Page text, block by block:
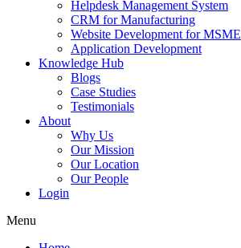
Helpdesk Management System
CRM for Manufacturing
Website Development for MSME
Application Development
Knowledge Hub
Blogs
Case Studies
Testimonials
About
Why Us
Our Mission
Our Location
Our People
Login
Menu